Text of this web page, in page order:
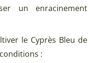
un enracinement
le Cyprès Bleu de
: